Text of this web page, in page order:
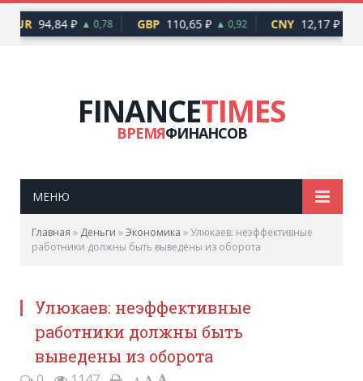
EUR 94,84 ₽ ▲ 0,78 GBP 110,65 ₽ ▲ 0,92 CNY 12,17 ₽ ▲
FINANCETIMES
ВРЕМЯФИНАНСОВ
МЕНЮ
Главная » Деньги »Экономика » Улюкаев: неэффективные
работники должны быть выведены из оборота
Улюкаев: неэффективные
работники должны быть
выведены из оборота